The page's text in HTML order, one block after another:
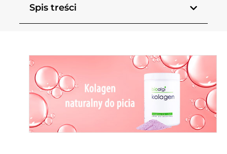
Spis treści